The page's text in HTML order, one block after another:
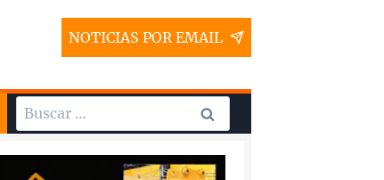
NOTICIAS POR EMAIL
Buscar: